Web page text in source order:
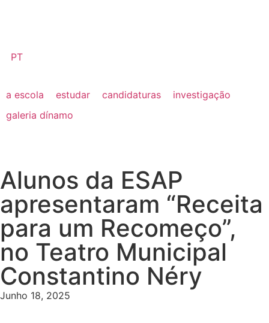
PT
a escola estudar candidaturas
investigação
galeria dínamo
Alunos da ESAP
apresentaram “Receita
para um Recomeço”,
no Teatro Municipal
Constantino Néry
Junho 18, 2025